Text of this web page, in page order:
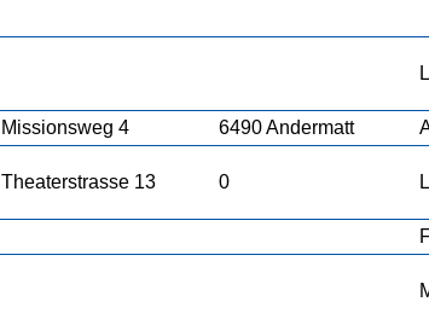
Missionsweg 4 6490 Andermatt
Theaterstrasse 13 0